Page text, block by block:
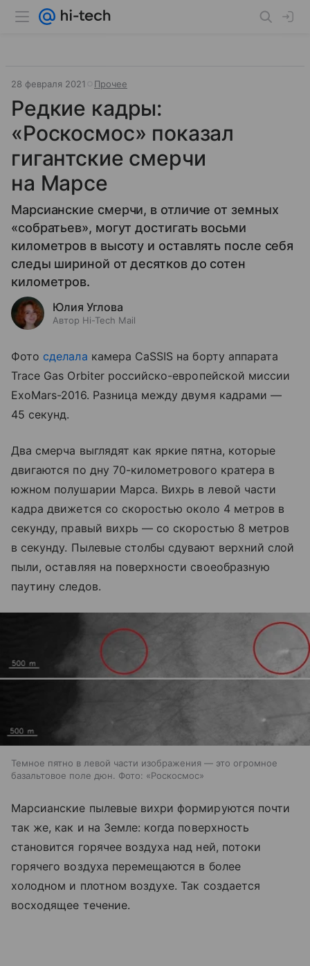
28 февраля 2021 Прочее
Редкие кадры:
«Роскосмос» показал
гигантские смерчи
на Марсе
Марсианские смерчи, в отличие от земных
«собратьев», могут достигать восьми
километров в высоту и оставлять после себя
следы шириной от десятков до сотен
километров.
Юлия Углова
Автор Hi-Tech Mail
Фото сделала камера CaSSIS на борту аппарата
Trace Gas Orbiter российско-европейской миссии
ExoMars-2016. Разница между двумя кадрами —
45 секунд.
Два смерча выглядят как яркие пятна, которые
двигаются по дну 70-километрового кратера в
южном полушарии Марса. Вихрь в левой части
кадра движется со скоростью около 4 метров в
секунду, правый вихрь — со скоростью 8 метров
в секунду. Пылевые столбы сдувают верхний слой
пыли, оставляя на поверхности своеобразную
паутину следов.
Темное пятно в левой части изображения — это огромное
базальтовое поле дюн. Фото: «Роскосмос»
Марсианские пылевые вихри формируются почти
так же, как и на Земле: когда поверхность
становится горячее воздуха над ней, потоки
горячего воздуха перемещаются в более
холодном и плотном воздухе. Так создается
восходящее течение.